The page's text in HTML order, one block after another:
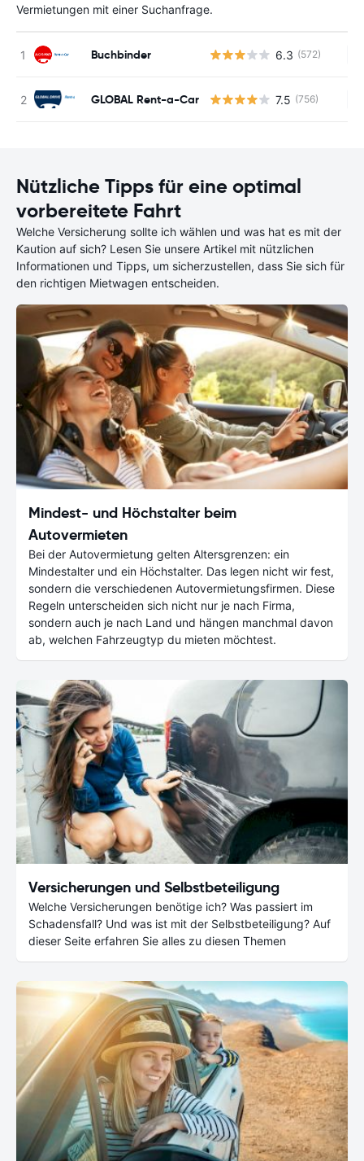
Vermietungen mit einer Suchanfrage.
Buchbinder 6.3 (572)
GLOBAL Rent-a-Car 7.5 (756)
Nützliche Tipps für eine optimal
vorbereitete Fahrt
Welche Versicherung sollte ich wählen und was hat es mit der
Kaution auf sich? Lesen Sie unsere Artikel mit nützlichen
Informationen und Tipps, um sicherzustellen, dass Sie sich für
den richtigen Mietwagen entscheiden.
Mindest- und Höchstalter beim
Autovermieten
Bei der Autovermietung gelten Altersgrenzen: ein
Mindestalter und ein Höchstalter. Das legen nicht wir fest,
sondern die verschiedenen Autovermietungsfirmen. Diese
Regeln unterscheiden sich nicht nur je nach Firma,
sondern auch je nach Land und hängen manchmal davon
ab, welchen Fahrzeugtyp du mieten möchtest.
Versicherungen und Selbstbeteiligung
Welche Versicherungen benötige ich? Was passiert im
Schadensfall? Und was ist mit der Selbstbeteiligung? Auf
dieser Seite erfahren Sie alles zu diesen Themen